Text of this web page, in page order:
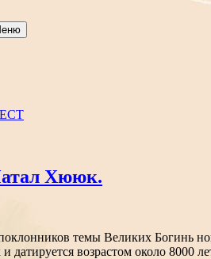
Хююк.
темы Великих Богинь
возрастом около 8000